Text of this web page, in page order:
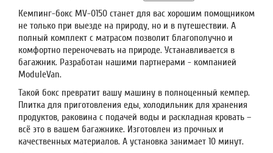
Кемпинг-бокс MV-0150 станет для вас хорошим помощником
не только при выезде на природу, но и в путешествии. А
полный комплект с матрасом позволит благополучно и
комфортно переночевать на природе. Устанавливается в
багажник. Разработан нашими партнерами - компанией
ModuleVan.
Такой бокс превратит вашу машину в полноценный кемпер.
Плитка для приготовления еды, холодильник для хранения
продуктов, раковина с подачей воды и раскладная кровать –
всё это в вашем багажнике. Изготовлен из прочных и
качественных материалов. А установка занимает 10 минут.